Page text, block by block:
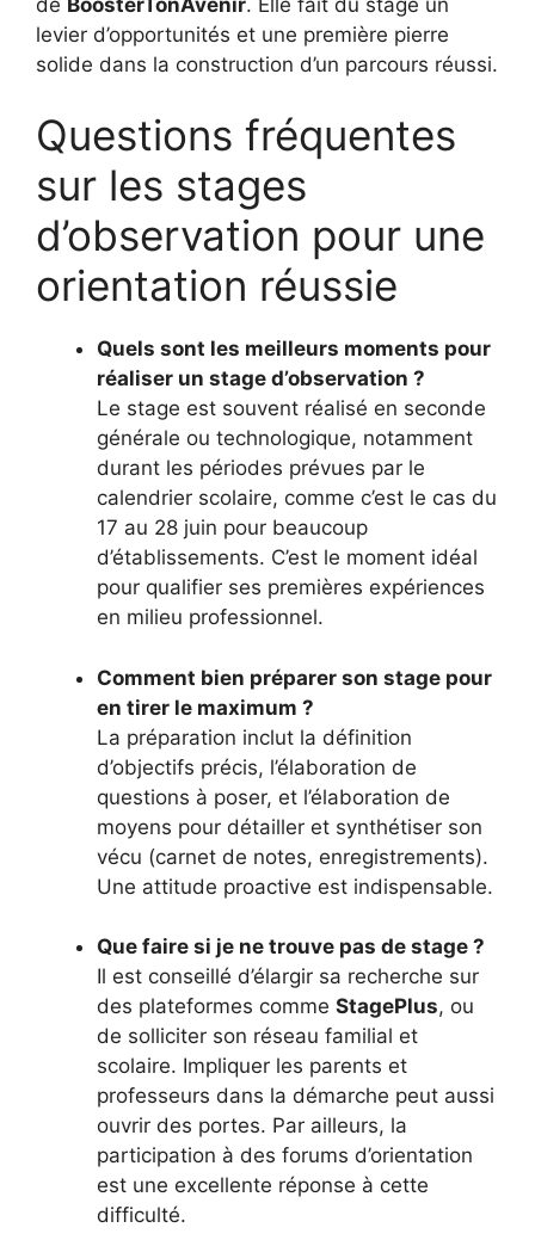
levier d’opportunités et une première pierre
solide dans la construction d’un parcours réussi.
Questions fréquentes
sur les stages
d’observation pour une
orientation réussie
Quels sont les meilleurs moments pour
réaliser un stage d’observation ?
Le stage est souvent réalisé en seconde
générale ou technologique, notamment
durant les périodes prévues par le
calendrier scolaire, comme c’est le cas du
17 au 28 juin pour beaucoup
d’établissements. C’est le moment idéal
pour qualifier ses premières expériences
en milieu professionnel.
Comment bien préparer son stage pour
en tirer le maximum ?
La préparation inclut la définition
d’objectifs précis, l’élaboration de
questions à poser, et l’élaboration de
moyens pour détailler et synthétiser son
vécu (carnet de notes, enregistrements).
Une attitude proactive est indispensable.
Que faire si je ne trouve pas de stage ?
Il est conseillé d’élargir sa recherche sur
des plateformes comme StagePlus, ou
de solliciter son réseau familial et
scolaire. Impliquer les parents et
professeurs dans la démarche peut aussi
ouvrir des portes. Par ailleurs, la
participation à des forums d’orientation
est une excellente réponse à cette
difficulté.